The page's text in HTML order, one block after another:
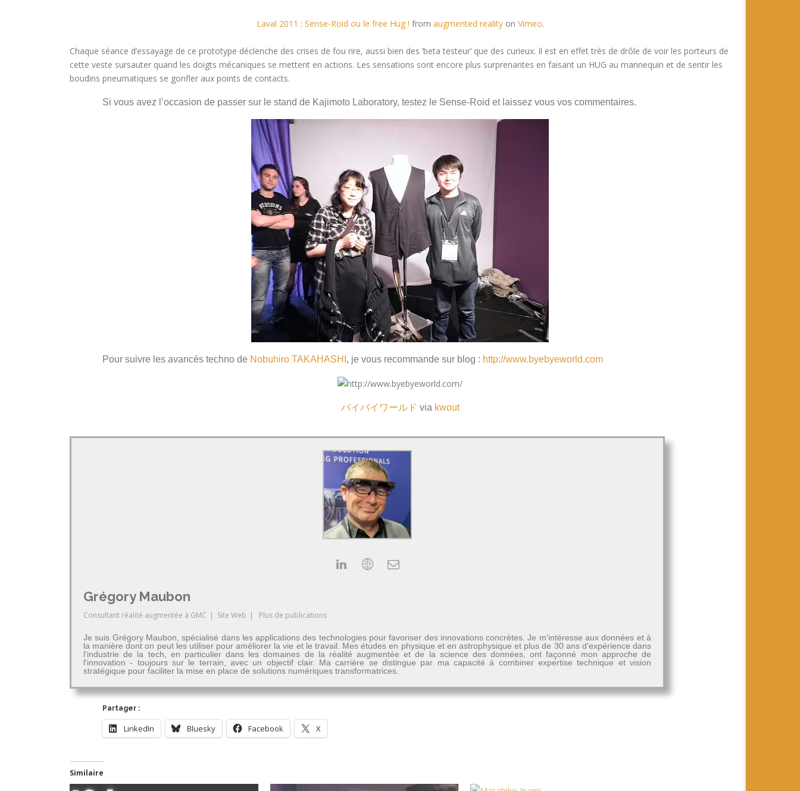
Laval 2011 : Sense-Roid ou le free Hug ! from augmented realityon Vimeo.
Chaque séance d’essayage de ce prototype déclenche des crises de fou rire, aussi bien des ‘beta testeur’ que des curieux. Il est en effet très de drôle de voir les porteurs de
cette veste sursauter quand les doigts mécaniques se mettent en actions. Les sensations sont encore plus surprenantes en faisant un HUG au mannequin et de sentir les
boudins pneumatiques se gonfler aux points de contacts.
Si vous avez l’occasion de passer sur le stand de Kajimoto Laboratory, testez le Sense-Roid et laissez vous vos commentaires.
Pour suivre les avancés techno de Nobuhiro TAKAHASHI , je vous recommande sur blog : http://www.byebyeworld.com
バイバイワールド via kwout
Grégory Maubon
Consultant réalité augmentée à GMC | Site Web | Plus de publications
Je suis Grégory Maubon, spécialisé dans les applications des technologies pour favoriser des innovations concrètes. Je m'intéresse aux données et à
la manière dont on peut les utiliser pour améliorer la vie et le travail. Mes études en physique et en astrophysique et plus de 30 ans d'expérience dans
l'industrie de la tech, en particulier dans les domaines de la réalité augmentée et de la science des données, ont façonné mon approche de
l'innovation - toujours sur le terrain, avec un objectif clair. Ma carrière se distingue par ma capacité à combiner expertise technique et vision
stratégique pour faciliter la mise en place de solutions numériques transformatrices.
Partager :
LinkedIn Bluesky Facebook X
Similaire